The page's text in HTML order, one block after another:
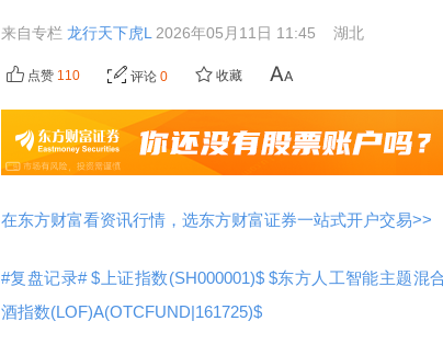
来自专栏 龙行天下虎L 2026年05月11日 11:45 湖北
点赞 110 评论 0 收藏
在东方财富看资讯行情，选东方财富证券一站式开户交易>>
#复盘记录#$上证指数(SH000001)$ $东方人工智能主题混
酒指数(LOF)A(OTCFUND|161725)$